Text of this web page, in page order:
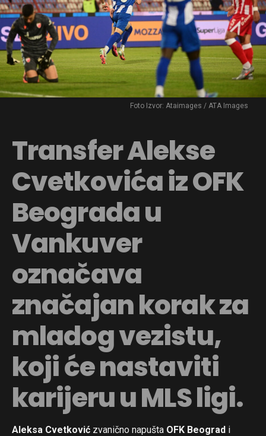
Foto Izvor: Ataimages / ATA Images
Transfer Alekse
Cvetkovića iz OFK
Beograda u
Vankuver
označava
značajan korak za
mladog vezistu,
koji će nastaviti
karijeru u MLS ligi.
Aleksa Cvetković zvanično napušta OFK Beograd i